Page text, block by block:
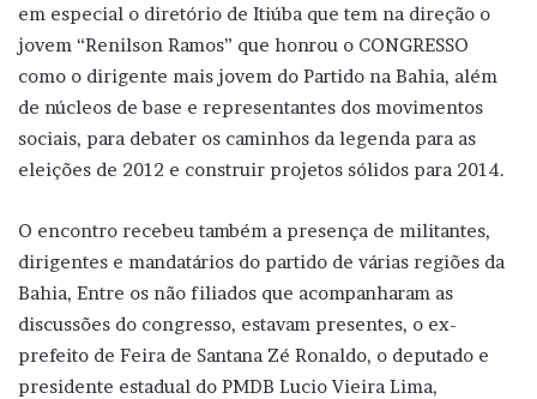
em especial o diretório de Itiúba que tem na direção o
jovem “Renilson Ramos” que honrou o CONGRESSO
como o dirigente mais jovem do Partido na Bahia, além
de núcleos de base e representantes dos movimentos
sociais, para debater os caminhos da legenda para as
eleições de 2012 e construir projetos sólidos para 2014.
O encontro recebeu também a presença de militantes,
dirigentes e mandatários do partido de várias regiões da
Bahia, Entre os não filiados que acompanharam as
discussões do congresso, estavam presentes, o ex-
prefeito de Feira de Santana Zé Ronaldo, o deputado e
presidente estadual do PMDB Lucio Vieira Lima,